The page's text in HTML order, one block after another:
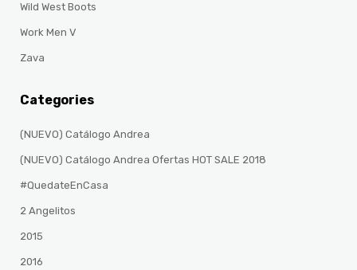
Wild West Boots
Work Men V
Zava
Categories
(NUEVO) Catálogo Andrea
(NUEVO) Catálogo Andrea Ofertas HOT SALE 2018
#QuedateEnCasa
2 Angelitos
2015
2016